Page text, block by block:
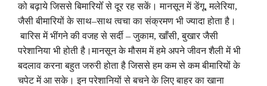
को बढ़ाये जिससे बिमारियोँ से दूर रह सकें। मानसून में डेंगू,मलेरिया,
जैसी बीमारियों के साथ–साथ त्वचा का संक्रमण भी ज्यादा होता है ।
बारिस में भींगने की वजह से सर्दी –जुकाम,खाँसी,बुखार जैसी
परेशानिया भी होती है ।मानसून के मौसम में हमे अपने जीवन शैली में भी
बदलाव करना बहुत जरुरी होता है जिससे हम कम से कम बीमारियों के
चपेट में आ सके। इन परेशानियों से बचने के लिए बाहर का खाना